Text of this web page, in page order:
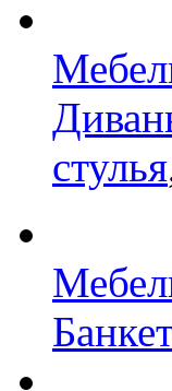
стулья